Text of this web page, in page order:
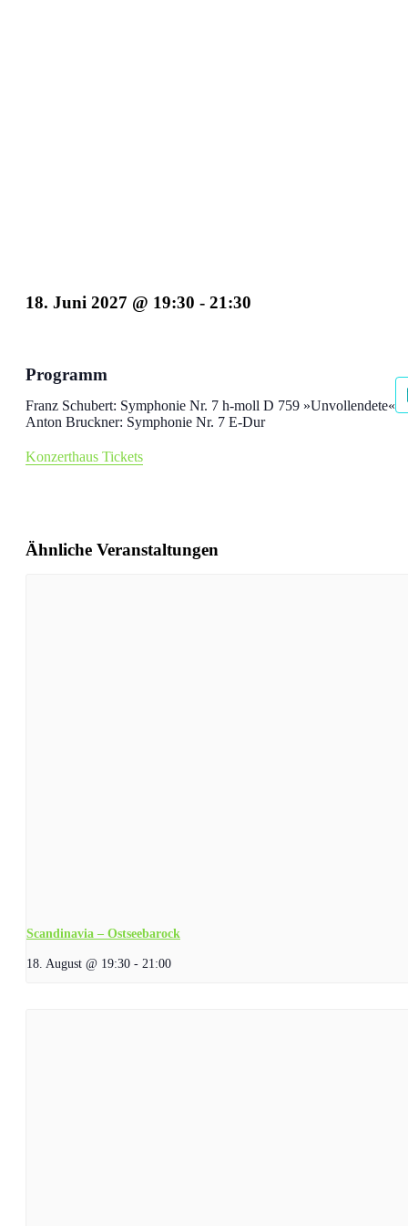
18. Juni 2027 @ 19:30 - 21:30
Programm
Franz Schubert: Symphonie Nr. 7 h-moll D 759 »Unvollendete«
Anton Bruckner: Symphonie Nr. 7 E-Dur
Konzerthaus Tickets
Ähnliche Veranstaltungen
Scandinavia – Ostseebarock
18. August @ 19:30 - 21:00